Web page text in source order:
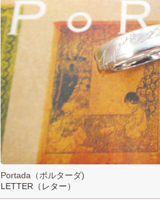
Portada（ポルターダ)
LETTER（レター）